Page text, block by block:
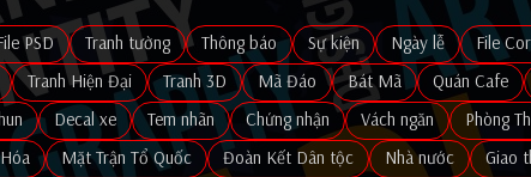
PSD Tranh tường Thông báo Sự kiện Ngày lễ File
Tranh Hiện Đại Tranh 3D Mã Đáo Bát Mã Quán Cafe
Decal xe Tem nhãn Chứng nhận Vách ngăn Phòng
Mặt Trận Tổ Quốc Đoàn Kết Dân tộc Nhà nước Giao